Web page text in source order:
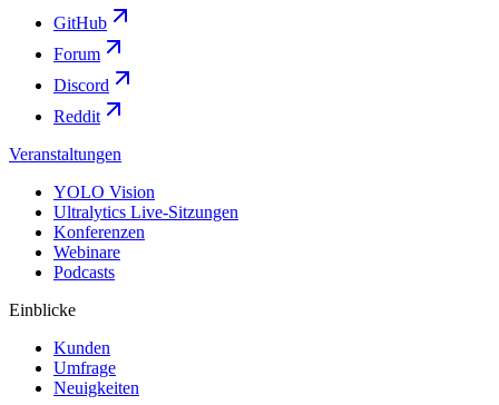
GitHub
Forum
Discord
Reddit
Veranstaltungen
YOLO Vision
Ultralytics Live-Sitzungen
Konferenzen
Webinare
Podcasts
Einblicke
Kunden
Umfrage
Neuigkeiten